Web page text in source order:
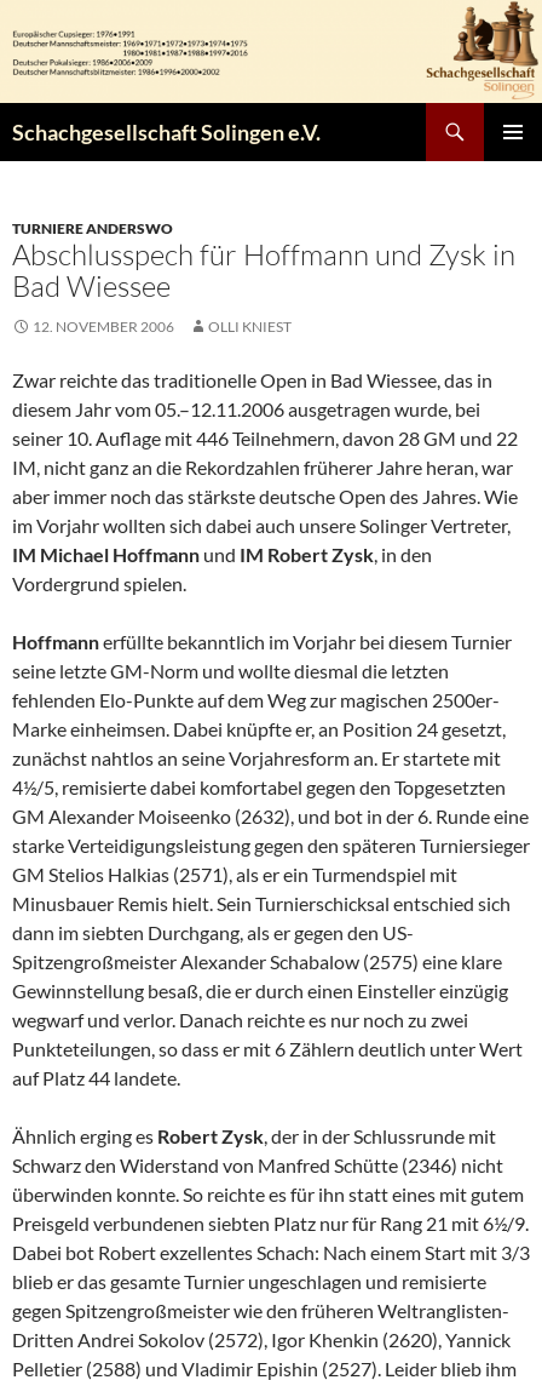
Inhalt
springen
Schachgesellschaft Solingen e.V.
TURNIERE ANDERSWO
Abschlusspech für Hoffmann und Zysk in
Bad Wiessee
12. NOVEMBER 2006 OLLI KNIEST
Zwar reichte das traditionelle Open in Bad Wiessee, das in
diesem Jahr vom 05.–12.11.2006 ausgetragen wurde, bei
seiner 10. Auflage mit 446 Teilnehmern, davon 28 GM und 22
IM, nicht ganz an die Rekordzahlen früherer Jahre heran, war
aber immer noch das stärkste deutsche Open des Jahres. Wie
im Vorjahr wollten sich dabei auch unsere Solinger Vertreter,
IM Michael Hoffmann und IM Robert Zysk, in den
Vordergrund spielen.
Hoffmannerfüllte bekanntlich im Vorjahr bei diesem Turnier
seine letzte GM-Norm und wollte diesmal die letzten
fehlenden Elo-Punkte auf dem Weg zur magischen 2500er-
Marke einheimsen. Dabei knüpfte er, an Position 24 gesetzt,
zunächst nahtlos an seine Vorjahresform an. Er startete mit
4½/5, remisierte dabei komfortabel gegen den Topgesetzten
GM Alexander Moiseenko (2632), und bot in der 6. Runde eine
starke Verteidigungsleistung gegen den späteren Turniersieger
GM Stelios Halkias (2571), als er ein Turmendspiel mit
Minusbauer Remis hielt. Sein Turnierschicksal entschied sich
dann im siebten Durchgang, als er gegen den US-
Spitzengroßmeister Alexander Schabalow (2575) eine klare
Gewinnstellung besaß, die er durch einen Einsteller einzügig
wegwarf und verlor. Danach reichte es nur noch zu zwei
Punkteteilungen, so dass er mit 6 Zählern deutlich unter Wert
auf Platz 44 landete.
Ähnlich erging es Robert Zysk, der in der Schlussrunde mit
Schwarz den Widerstand von Manfred Schütte (2346) nicht
überwinden konnte. So reichte es für ihn statt eines mit gutem
Preisgeld verbundenen siebten Platz nur für Rang 21 mit 6½/9.
Dabei bot Robert exzellentes Schach: Nach einem Start mit 3/3
blieb er das gesamte Turnier ungeschlagen und remisierte
gegen Spitzengroßmeister wie den früheren Weltranglisten-
Dritten Andrei Sokolov (2572), Igor Khenkin (2620), Yannick
Pelletier (2588) und Vladimir Epishin (2527). Leider blieb ihm